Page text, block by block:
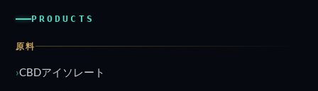
PRODUCTS
原料
CBDアイソレート